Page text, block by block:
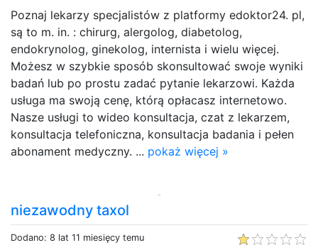
Poznaj lekarzy specjalistów z platformy edoktor24. pl,
są to m. in. : chirurg, alergolog, diabetolog,
endokrynolog, ginekolog, internista i wielu więcej.
Możesz w szybkie sposób skonsultować swoje wyniki
badań lub po prostu zadać pytanie lekarzowi. Każda
usługa ma swoją cenę, którą opłacasz internetowo.
Nasze usługi to wideo konsultacja, czat z lekarzem,
konsultacja telefoniczna, konsultacja badania i pełen
abonament medyczny. ... pokaż więcej »
niezawodny taxol
Dodano: 8 lat 11 miesięcy temu